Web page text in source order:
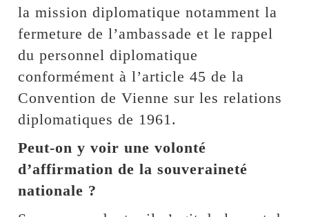
la mission diplomatique notamment la
fermeture de l’ambassade et le rappel
du personnel diplomatique
conformément à l’article 45 de la
Convention de Vienne sur les relations
diplomatiques de 1961.
Peut-on y voir une volonté
d’affirmation de la souveraineté
nationale ?